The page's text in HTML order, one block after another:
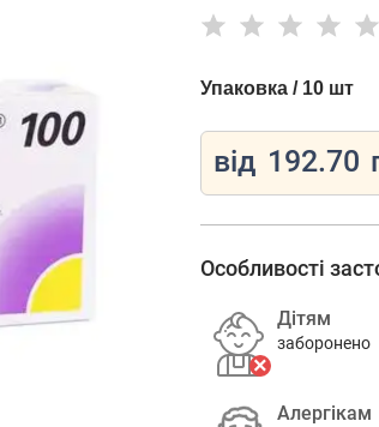
Упаковка / 10 шт
від 192.70
Особливості
Дітям
заборонено
Алергікам